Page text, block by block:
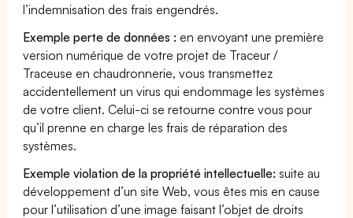
l’indemnisation des frais engendrés.
Exemple perte de données : en envoyant une première
version numérique de votre projet de Traceur /
Traceuse en chaudronnerie, vous transmettez
accidentellement un virus qui endommage les systèmes
de votre client. Celui-ci se retourne contre vous pour
qu’il prenne en charge les frais de réparation des
systèmes.
Exemple violation de la propriété intellectuelle: suite au
développement d’un site Web, vous êtes mis en cause
pour l’utilisation d’une image faisant l’objet de droits